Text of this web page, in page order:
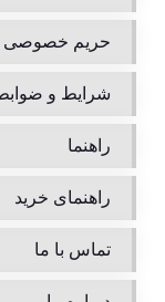
حریم خصوصی
شرایط و
راهنما
راهنمای خرید
تماس با ما